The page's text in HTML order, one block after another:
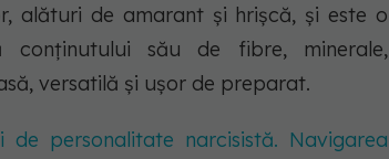
alături de amarant și hrișcă, și este o
conținutului său de fibre, minerale,
versatilă și ușor de preparat.
personalitate narcisistă. Navigarea